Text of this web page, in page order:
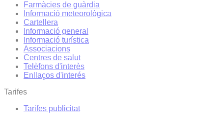
Farmàcies de guàrdia
Informació meteorològica
Cartellera
Informació general
Informació turística
Associacions
Centres de salut
Telèfons d'interès
Enllaços d'interés
Tarifes
Tarifes publicitat